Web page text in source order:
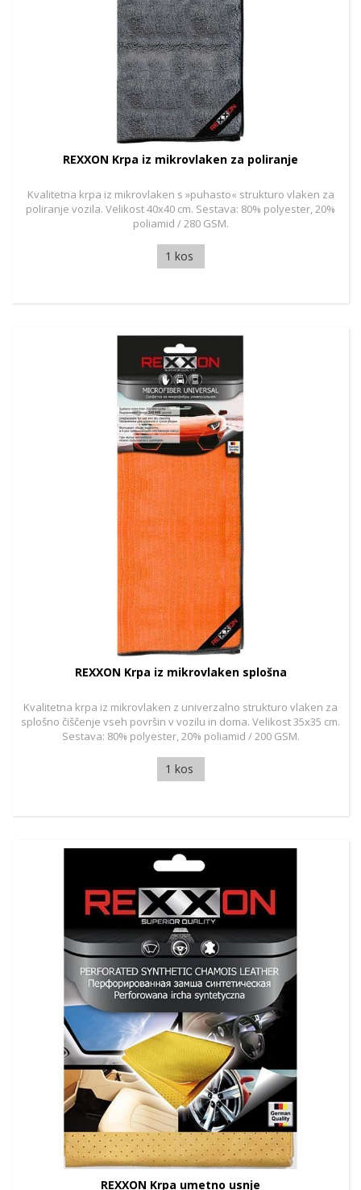
REXXON Krpa iz mikrovlaken za poliranje
Kvalitetna krpa iz mikrovlaken s »puhasto« strukturo vlaken za
poliranje vozila. Velikost 40x40 cm. Sestava: 80% polyester, 20%
poliamid / 280 GSM.
1 kos
REXXON Krpa iz mikrovlaken splošna
Kvalitetna krpa iz mikrovlaken z univerzalno strukturo vlaken za
splošno čiščenje vseh površin v vozilu in doma. Velikost 35x35 cm.
Sestava: 80% polyester, 20% poliamid / 200 GSM.
1 kos
REXXON Krpa umetno usnje